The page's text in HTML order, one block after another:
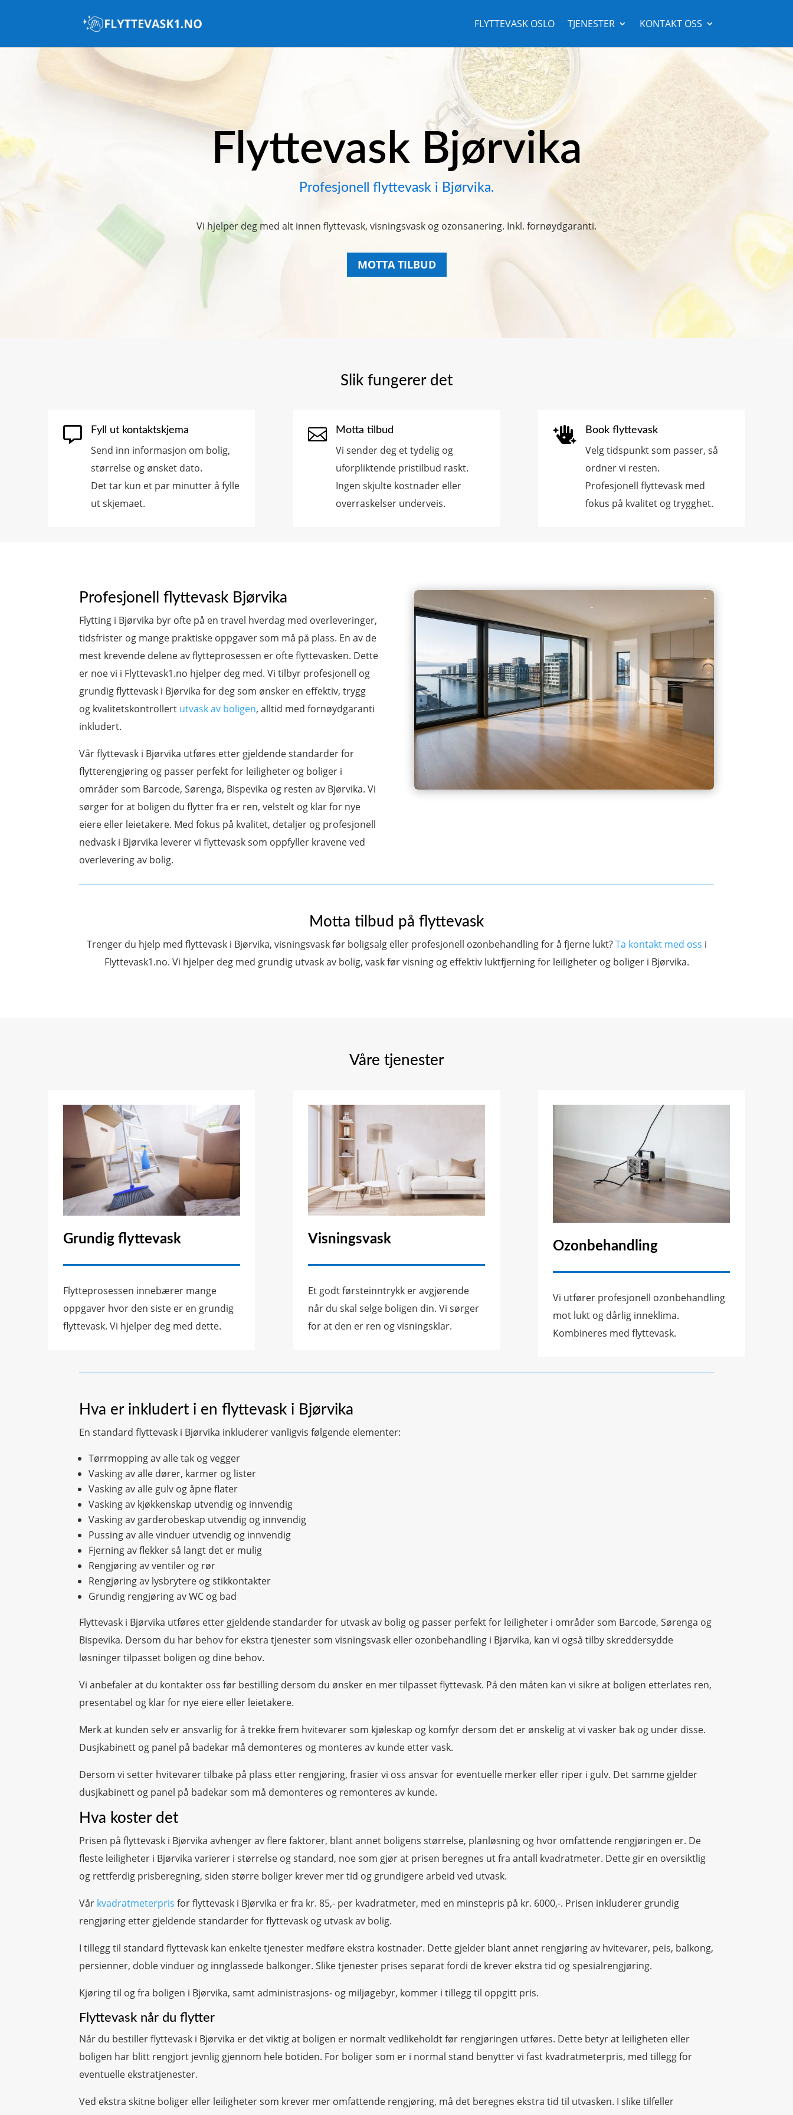
FLYTTEVASK OSLO TJENESTER KONTAKT OSS
Flyttevask Bjørvika
Profesjonell flyttevask i Bjørvika.
Vi hjelper deg med alt innen flyttevask, visningsvask og ozonsanering. Inkl. fornøydgaranti.
MOTTA TILBUD
Slik fungerer det
 Fyll ut kontaktskjema
Send inn informasjon om bolig,
størrelse og ønsket dato.
Det tar kun et par minutter å fylle
ut skjemaet.
 Motta tilbud
Vi sender deg et tydelig og
uforpliktende pristilbud raskt.
Ingen skjulte kostnader eller
overraskelser underveis.
 Book flyttevask
Velg tidspunkt som passer, så
ordner vi resten.
Profesjonell flyttevask med
fokus på kvalitet og trygghet.
Profesjonell flyttevask Bjørvika
Flytting i Bjørvika byr ofte på en travel hverdag med overleveringer,
tidsfrister og mange praktiske oppgaver som må på plass. En av de
mest krevende delene av flytteprosessen er ofte flyttevasken. Dette
er noe vi i Flyttevask1.no hjelper deg med. Vi tilbyr profesjonell og
grundig flyttevask i Bjørvika for deg som ønsker en effektiv, trygg
og kvalitetskontrollert utvask av boligen, alltid med fornøydgaranti
inkludert.
Vår flyttevask i Bjørvika utføres etter gjeldende standarder for
flytterengjøring og passer perfekt for leiligheter og boliger i
områder som Barcode, Sørenga, Bispevika og resten av Bjørvika. Vi
sørger for at boligen du flytter fra er ren, velstelt og klar for nye
eiere eller leietakere. Med fokus på kvalitet, detaljer og profesjonell
nedvask i Bjørvika leverer vi flyttevask som oppfyller kravene ved
overlevering av bolig.
Motta tilbud på flyttevask
Trenger du hjelp med flyttevask i Bjørvika, visningsvask før boligsalg eller profesjonell ozonbehandling for å fjerne lukt?Ta kontakt med oss i
Flyttevask1.no. Vi hjelper deg med grundig utvask av bolig, vask før visning og effektiv luktfjerning for leiligheter og boliger i Bjørvika.
Våre tjenester
Grundig flyttevask
Flytteprosessen innebærer mange
oppgaver hvor den siste er en grundig
flyttevask. Vi hjelper deg med dette.
Visningsvask
Et godt førsteinntrykk er avgjørende
når du skal selge boligen din. Vi sørger
for at den er ren og visningsklar.
Ozonbehandling
Vi utfører profesjonell ozonbehandling
mot lukt og dårlig inneklima.
Kombineres med flyttevask.
Hva er inkludert i en flyttevask i Bjørvika
En standard flyttevask i Bjørvika inkluderer vanligvis følgende elementer:
Tørrmopping av alle tak og vegger
Vasking av alle dører, karmer og lister
Vasking av alle gulv og åpne flater
Vasking av kjøkkenskap utvendig og innvendig
Vasking av garderobeskap utvendig og innvendig
Pussing av alle vinduer utvendig og innvendig
Fjerning av flekker så langt det er mulig
Rengjøring av ventiler og rør
Rengjøring av lysbrytere og stikkontakter
Grundig rengjøring av WC og bad
Flyttevask i Bjørvika utføres etter gjeldende standarder for utvask av bolig og passer perfekt for leiligheter i områder som Barcode, Sørenga og
Bispevika. Dersom du har behov for ekstra tjenester som visningsvask eller ozonbehandling i Bjørvika, kan vi også tilby skreddersydde
løsninger tilpasset boligen og dine behov.
Vi anbefaler at du kontakter oss før bestilling dersom du ønsker en mer tilpasset flyttevask. På den måten kan vi sikre at boligen etterlates ren,
presentabel og klar for nye eiere eller leietakere.
Merk at kunden selv er ansvarlig for å trekke frem hvitevarer som kjøleskap og komfyr dersom det er ønskelig at vi vasker bak og under disse.
Dusjkabinett og panel på badekar må demonteres og monteres av kunde etter vask.
Dersom vi setter hvitevarer tilbake på plass etter rengjøring, frasier vi oss ansvar for eventuelle merker eller riper i gulv. Det samme gjelder
dusjkabinett og panel på badekar som må demonteres og remonteres av kunde.
Hva koster det
Prisen på flyttevask i Bjørvika avhenger av flere faktorer, blant annet boligens størrelse, planløsning og hvor omfattende rengjøringen er. De
fleste leiligheter i Bjørvika varierer i størrelse og standard, noe som gjør at prisen beregnes ut fra antall kvadratmeter. Dette gir en oversiktlig
og rettferdig prisberegning, siden større boliger krever mer tid og grundigere arbeid ved utvask.
Vår kvadratmeterpris for flyttevask i Bjørvika er fra kr. 85,- per kvadratmeter, med en minstepris på kr. 6000,-. Prisen inkluderer grundig
rengjøring etter gjeldende standarder for flyttevask og utvask av bolig.
I tillegg til standard flyttevask kan enkelte tjenester medføre ekstra kostnader. Dette gjelder blant annet rengjøring av hvitevarer, peis, balkong,
persienner, doble vinduer og innglassede balkonger. Slike tjenester prises separat fordi de krever ekstra tid og spesialrengjøring.
Kjøring til og fra boligen i Bjørvika, samt administrasjons- og miljøgebyr, kommer i tillegg til oppgitt pris.
Flyttevask når du flytter
Når du bestiller flyttevask i Bjørvika er det viktig at boligen er normalt vedlikeholdt før rengjøringen utføres. Dette betyr at leiligheten eller
boligen har blitt rengjort jevnlig gjennom hele botiden. For boliger som er i normal stand benytter vi fast kvadratmeterpris, med tillegg for
eventuelle ekstratjenester.
Ved ekstra skitne boliger eller leiligheter som krever mer omfattende rengjøring, må det beregnes ekstra tid til utvasken. I slike tilfeller